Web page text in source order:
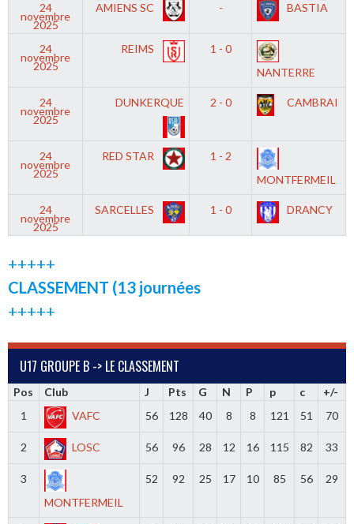
24
novembre
2025
AMIENS SC - BASTIA
24
novembre
2025
REIMS
1 - 0
NANTERRE
24
novembre
2025
DUNKERQUE 2 - 0 CAMBRAI
24
novembre
2025
RED STAR
1 - 2
MONTFERMEIL
24
novembre
2025
SARCELLES 1 - 0 DRANCY
+++++
CLASSEMENT (13 journées
+++++
U17 GROUPE B -> LE CLASSEMENT
Pos Club J Pts G N P p c
+/-
1
VAFC 56 128 40 8 8 121 51 70
2 LOSC 56 96 28 12 16 115 82 33
3
MONTFERMEIL
52 92 25 17 10 85 56 29